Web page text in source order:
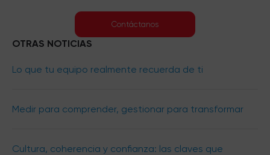
Contáctanos
OTRAS NOTICIAS
Lo que tu equipo realmente recuerda de ti
Medir para comprender, gestionar para transformar
Cultura, coherencia y confianza: las claves que